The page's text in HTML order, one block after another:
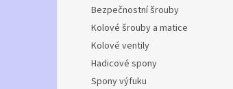
Bezpečnostní šrouby
Kolové šrouby a matice
Kolové ventily
Hadicové spony
Spony výfuku